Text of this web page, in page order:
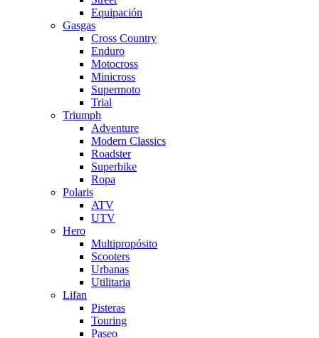
Equipación
Gasgas
Cross Country
Enduro
Motocross
Minicross
Supermoto
Trial
Triumph
Adventure
Modern Classics
Roadster
Superbike
Ropa
Polaris
ATV
UTV
Hero
Multipropósito
Scooters
Urbanas
Utilitaria
Lifan
Pisteras
Touring
Paseo